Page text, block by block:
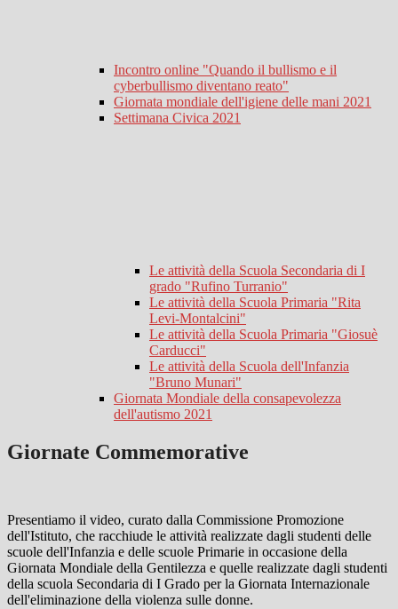
Incontro online "Quando il bullismo e il
cyberbullismo diventano reato"
Giornata mondiale dell'igiene delle mani 2021
Settimana Civica 2021
Le attività della Scuola Secondaria di I
grado "Rufino Turranio"
Le attività della Scuola Primaria "Rita
Levi-Montalcini"
Le attività della Scuola Primaria "Giosuè
Carducci"
Le attività della Scuola dell'Infanzia
"Bruno Munari"
Giornata Mondiale della consapevolezza
dell'autismo 2021
Giornate Commemorative
Presentiamo il video, curato dalla Commissione Promozione
dell'Istituto, che racchiude le attività realizzate dagli studenti delle
scuole dell'Infanzia e delle scuole Primarie in occasione della
Giornata Mondiale della Gentilezza e quelle realizzate dagli studenti
della scuola Secondaria di I Grado per la Giornata Internazionale
dell'eliminazione della violenza sulle donne.